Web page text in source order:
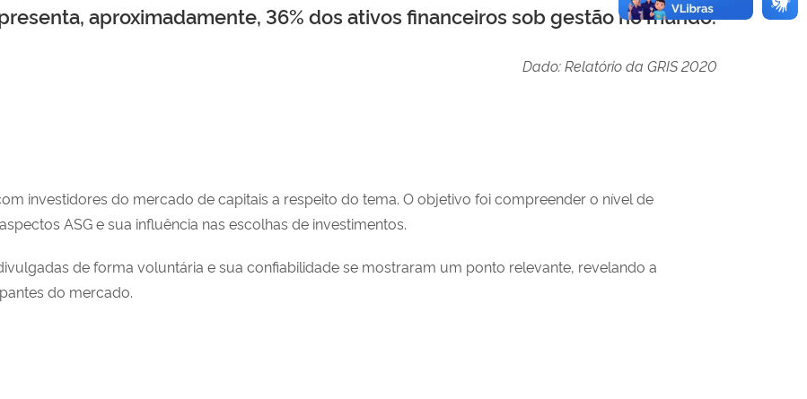
aproximadamente, 36% dos ativos financeiros sob gestão no mundo.
Dado: Relatório da GRIS 2020
investidores do mercado de capitais a respeito do tema. O objetivo foi compreender o nível de
ASG e sua influência nas escolhas de investimentos.
de forma voluntária e sua confiabilidade se mostraram um ponto relevante, revelando a
do mercado.